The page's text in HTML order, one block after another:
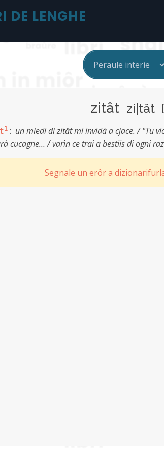
DE LENGHE
zitât zi|tât [
1 : un miedi di zitât mi invidà a cjace. / "Tu
cucagne… / varìn ce trai a bestiis di ogni
Segnale un erôr a